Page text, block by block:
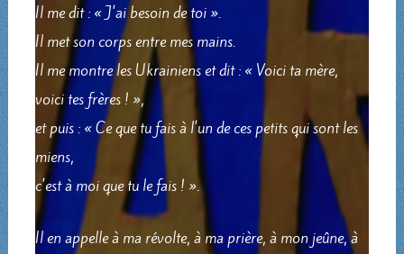
Il me dit : « J'ai besoin de toi ».
Il met son corps entre mes mains.
Il me montre les Ukrainiens et dit : « Voici ta mère,
voici tes frères ! »,
et puis : « Ce que tu fais à l'un de ces petits qui sont les
miens,
c'est à moi que tu le fais ! ».
Il en appelle à ma révolte, à ma prière, à mon jeûne, à